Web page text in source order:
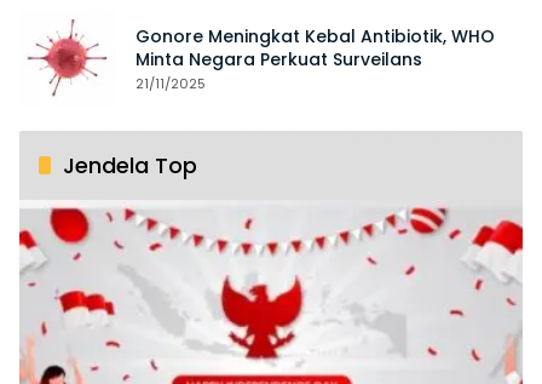
Gonore Meningkat Kebal Antibiotik, WHO
Minta Negara Perkuat Surveilans
21/11/2025
Jendela Top